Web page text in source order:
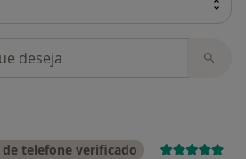
telefone verificado